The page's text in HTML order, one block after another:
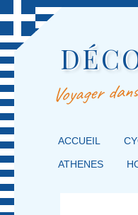
Voyager
MENU
MASQUER LA
MASQUER LA
ACCUEIL
ATHENES